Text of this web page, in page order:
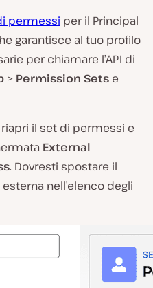
permessi per il Principal
garantisce al tuo profilo
per chiamare l’API di
> Permission Sets e
il set di permessi e
External
. Dovresti spostare il
nell’elenco degli